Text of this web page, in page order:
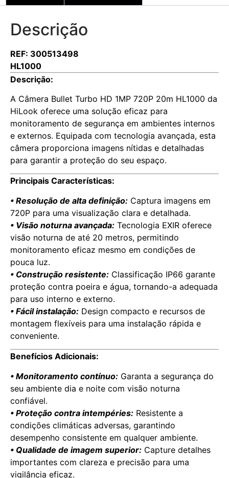
Descrição
REF: 300513498
HL1000
Descrição:
A Câmera Bullet Turbo HD 1MP 720P 20m HL1000 da
HiLook oferece uma solução eficaz para
monitoramento de segurança em ambientes internos
e externos. Equipada com tecnologia avançada, esta
câmera proporciona imagens nítidas e detalhadas
para garantir a proteção do seu espaço.
Principais Características:
• Resolução de alta definição: Captura imagens em
720P para uma visualização clara e detalhada.
• Visão noturna avançada: Tecnologia EXIR oferece
visão noturna de até 20 metros, permitindo
monitoramento eficaz mesmo em condições de
pouca luz.
• Construção resistente: Classificação IP66 garante
proteção contra poeira e água, tornando-a adequada
para uso interno e externo.
• Fácil instalação: Design compacto e recursos de
montagem flexíveis para uma instalação rápida e
conveniente.
Benefícios Adicionais:
• Monitoramento contínuo: Garanta a segurança do
seu ambiente dia e noite com visão noturna
confiável.
• Proteção contra intempéries: Resistente a
condições climáticas adversas, garantindo
desempenho consistente em qualquer ambiente.
• Qualidade de imagem superior: Capture detalhes
importantes com clareza e precisão para uma
vigilância eficaz.